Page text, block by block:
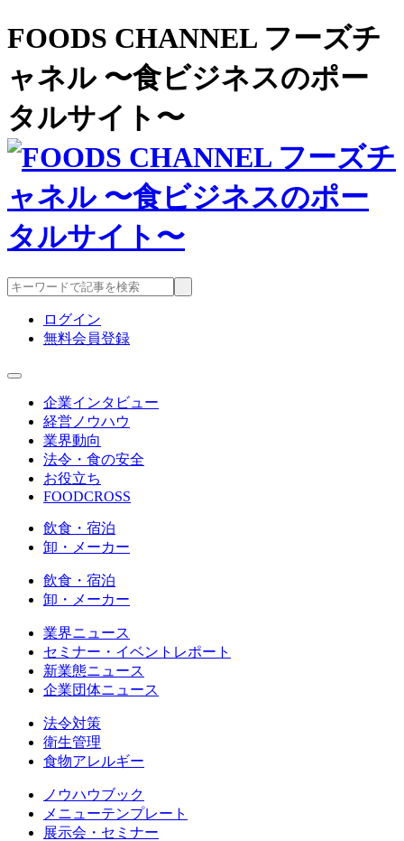
FOODS CHANNEL フーズチ
ャネル 〜食ビジネスのポー
タルサイト〜
ログイン
無料会員登録
企業インタビュー
経営ノウハウ
業界動向
法令・食の安全
お役立ち
FOODCROSS
飲食・宿泊
卸・メーカー
飲食・宿泊
卸・メーカー
業界ニュース
セミナー・イベントレポート
新業態ニュース
企業団体ニュース
法令対策
衛生管理
食物アレルギー
ノウハウブック
メニューテンプレート
展示会・セミナー